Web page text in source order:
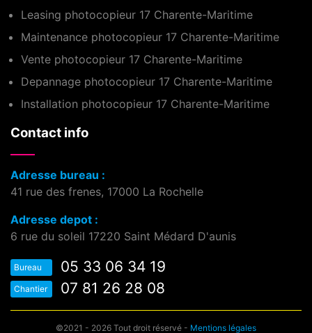
Leasing photocopieur 17 Charente-Maritime
Maintenance photocopieur 17 Charente-Maritime
Vente photocopieur 17 Charente-Maritime
Depannage photocopieur 17 Charente-Maritime
Installation photocopieur 17 Charente-Maritime
Contact info
Adresse bureau :
41 rue des frenes, 17000 La Rochelle
Adresse depot :
6 rue du soleil 17220 Saint Médard D'aunis
Bureau 05 33 06 34 19
Chantier 07 81 26 28 08
©2021 - 2026 Tout droit réservé - Mentions légales